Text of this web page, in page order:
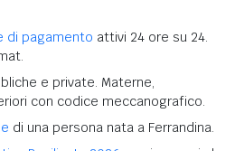
di pagamento attivi 24 ore su 24.
e private. Materne,
con codice meccanografico.
di una persona nata a Ferrandina.